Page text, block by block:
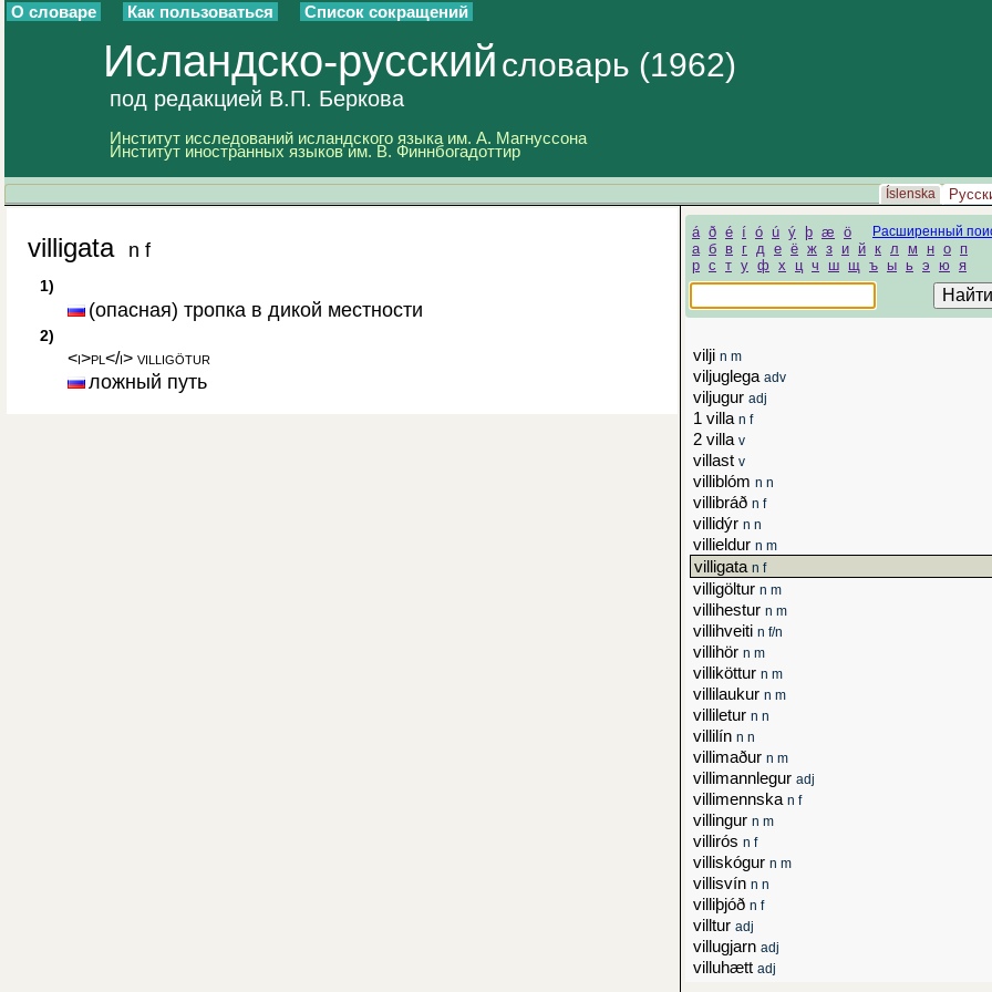
О словаре Как пользоваться Список сокращений
Исландско-русский словарь (1962)
под редакцией В.П. Беркова
Институт исследований исландского языка им. А. Магнуссона
Институт иностранных языков им. В. Финнбогадоттир
Íslenska
villigata n f
1)
(опасная) тропка в дикой местности
2)
<i>pl</i> villigötur
ложный путь
Расширенный
á ð é í ó ú ý þ æ ö
а б в г д е ё ж з и й к л м н о п
р с т у ф х ц ч ш щ ъ ы ь э ю я
vilji n m
viljuglega adv
viljugur adj
1 villa n f
2 villa v
villast v
villiblóm n n
villibráð n f
villidýr n n
villieldur n m
villigata n f
villigöltur n m
villihestur n m
villihveiti n f/n
villihör n m
villiköttur n m
villilaukur n m
villiletur n n
villilín n n
villimaður n m
villimannlegur adj
villimennska n f
villingur n m
villirós n f
villiskógur n m
villisvín n n
villiþjóð n f
villtur adj
villugjarn adj
villuhætt adj